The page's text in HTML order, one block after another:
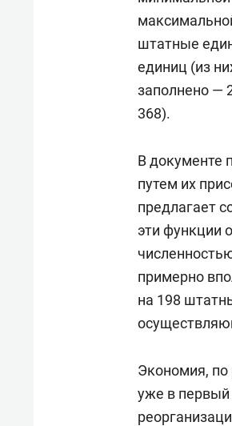
штатные
единиц (из
заполнено —
368).
В документе
путем их
предлагает
эти функции
примерно
на 198
Экономия, по
уже в первый